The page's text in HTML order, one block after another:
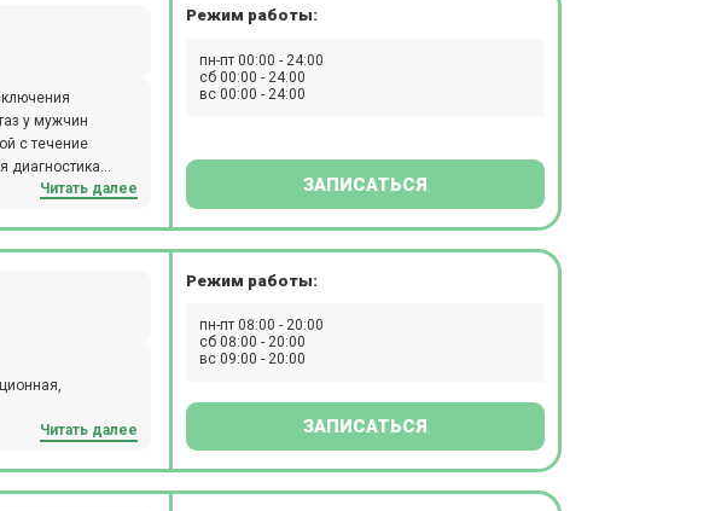
Расположен в
у мужчин
с течение
диагностика
выявление
скидки на
компании
могут
Читать далее
Режим работы:
пн-пт 00:00 - 24:00
сб 00:00 - 24:00
вс 00:00 - 24:00
ЗАПИСАТЬСЯ
Читать далее
Режим работы:
пн-пт 08:00 - 20:00
сб 08:00 - 20:00
вс 09:00 - 20:00
ЗАПИСАТЬСЯ